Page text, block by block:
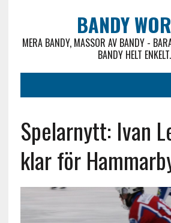
BANDY
MERA BANDY, MASSOR AV BANDY -
BANDY HELT ENKELT.
Spelarnytt: Ivan
klar för